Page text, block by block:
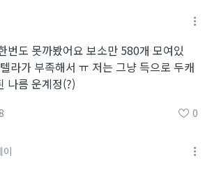
번도 못까봤어요 보소만 580개 모여있
라가 부족해서 ㅠ 저는 그냥 득으로 두캐
나름 운계정(?)
0
이